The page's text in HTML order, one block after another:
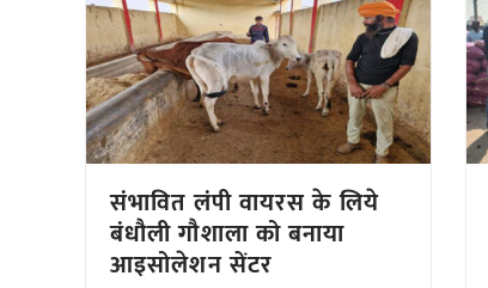
संभावित लंपी वायरस के लिये
बंधौली गौशाला को बनाया
आइसोलेशन सेंटर